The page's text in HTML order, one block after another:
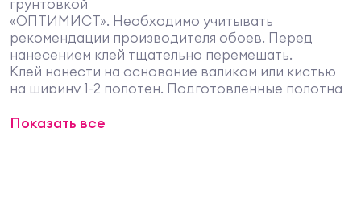
грунтовкой
«ОПТИМИСТ». Необходимо учитывать
рекомендации производителя обоев. Перед
нанесением клей тщательно перемешать.
Клей нанести на основание валиком или кистью
на ширину 1-2 полотен. Подготовленные полотна
Прокатать поверхность приклеиваемых обоев
Показать все